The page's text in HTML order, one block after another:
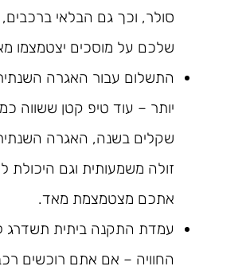
סולר, וכך גם הבלאי
שלכם על מוסכים יצטמצמו
התשלום עבור האגרה
יותר – עוד טיפ קטן ששווה
שקלים בשנה, האגרה
זולה משמעותית וגם היכולת
אתכם מצטמצמת מאד.
עמדת התקנה ביתית תשדרג
החוויה – אם אתם רוכשים